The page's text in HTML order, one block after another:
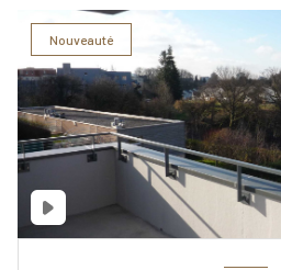
Nouveauté